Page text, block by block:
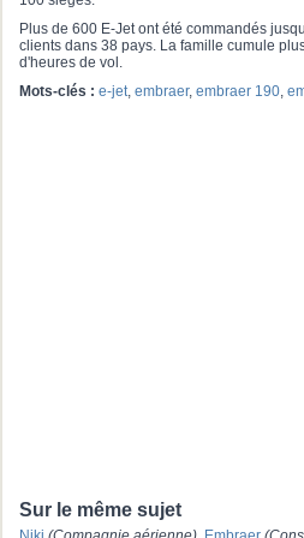
Plus de 600 E-Jet ont été commandés
clients dans 38 pays. La famille cumule
d'heures de vol.
Mots-clés : e-jet, embraer, embraer 190,
Sur le même sujet